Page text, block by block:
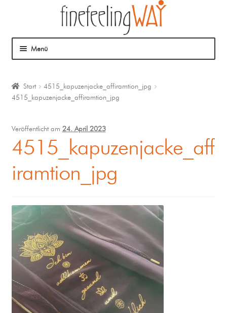
Menü
Mein Angebot
Coaching
Klangmassage
Start
4515_kapuzenjacke_affiramtion_jpg
4515_kapuzenjacke_affiramtion_jpg
Veröffentlicht am 24. April 2023
4515_kapuzenjacke_aff
iramtion_jpg